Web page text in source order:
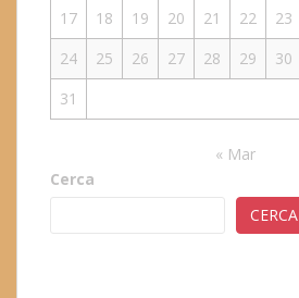
17 18 19 20 21 22
23
24
25 26 27 28 29
30
31
« Mar
Cerca
CERCA